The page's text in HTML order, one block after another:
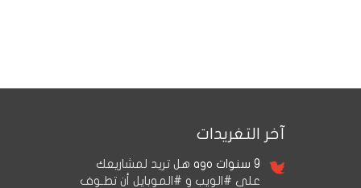
آخر التغريدات
9 سنوات ago
هل تريد لمشاريعك
على #الويب و #الموبايل أن تطـوف